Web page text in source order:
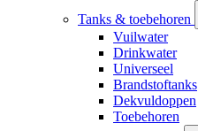
Tanks & toebehoren
Vuilwater
Drinkwater
Universeel
Brandstoftanks
Dekvuldoppen
Toebehoren